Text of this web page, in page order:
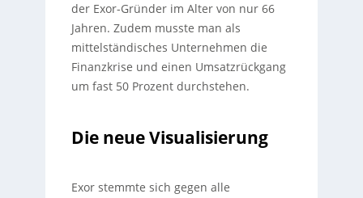
der Exor-Gründer im Alter von nur 66
Jahren. Zudem musste man als
mittelständisches Unternehmen die
Finanzkrise und einen Umsatzrückgang
um fast 50 Prozent durchstehen.
Die neue Visualisierung
Exor stemmte sich gegen alle